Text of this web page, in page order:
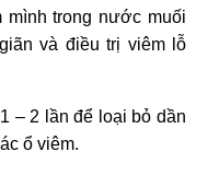
mình trong nước muối
và điều trị viêm lỗ
– 2 lần để loại bỏ dần
ổ viêm.